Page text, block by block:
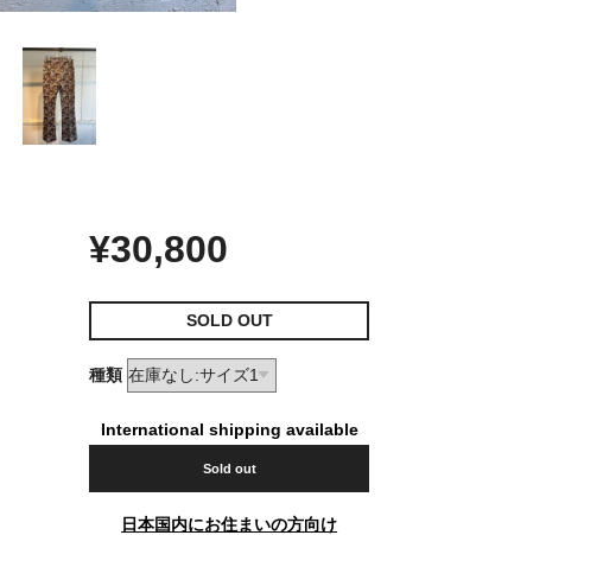
¥30,800
SOLD OUT
種類
International shipping available
Sold out
日本国内にお住まいの方向け